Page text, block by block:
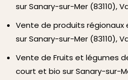
sur Sanary-sur-Mer (83110),
Vente de produits régionaux
sur Sanary-sur-Mer (83110),
Vente de Fruits et légumes
court et bio sur Sanary-sur-